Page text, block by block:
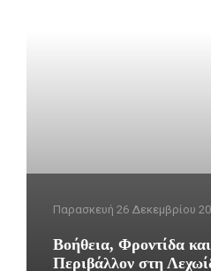
Παρασκευή 26 Δεκεμβρίου
Βοήθεια, Φροντίδα
Περιβάλλον στη